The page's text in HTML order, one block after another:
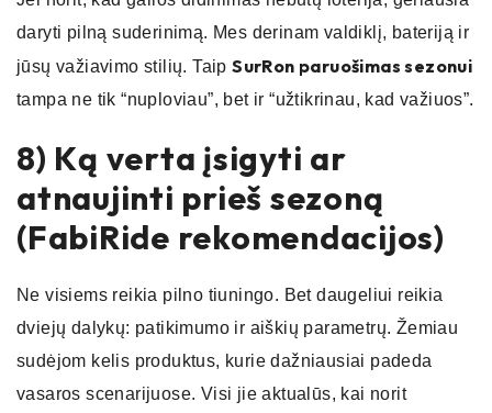
daryti pilną suderinimą. Mes derinam valdiklį, bateriją ir
jūsų važiavimo stilių. TaipSurRon paruošimas sezonui
tampa ne tik “nuploviau”, bet ir “užtikrinau, kad važiuos”.
8) Ką verta įsigyti ar
atnaujinti prieš sezoną
(FabiRide rekomendacijos)
Ne visiems reikia pilno tiuningo. Bet daugeliui reikia
dviejų dalykų: patikimumo ir aiškių parametrų. Žemiau
sudėjom kelis produktus, kurie dažniausiai padeda
vasaros scenarijuose. Visi jie aktualūs, kai norit